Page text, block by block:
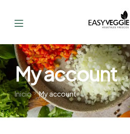
My account
Inicio My account